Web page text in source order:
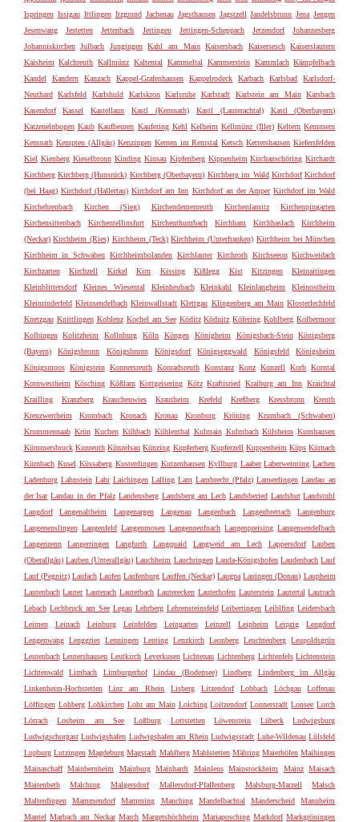
Ispringen Issigau Ittlingen Itzgrund Jachenau Jagsthausen Jagstzell Jandelsbrunn Jena Jengen
Jesenwang
Jestetten Jettenbach Jettingen Jettingen-Scheppach Jetzendorf
Johannesberg
Johanniskirchen
Julbach Jungingen Kahl am Main Kaisersbach Kaisersesch
Kaiserslautern
Kaisheim Kalchreuth Kallmünz Kaltental Kammeltal Kammerstein Kammlach Kämpfelbach
Kandel
Kandern Kanzach Kappel-Grafenhausen Kappelrodeck Karbach Karlsbad
Karlsdorf-
Neuthard
Karlsfeld Karlshuld Karlskron Karlsruhe Karlstadt Karlstein am Main
Karsbach
Kasendorf
Kassel Kastellaun Kastl (Kemnath) Kastl (Lauterachtal)
Kastl (Oberbayern)
Katzenelnbogen Kaub Kaufbeuren Kaufering Kehl Kelheim Kellmünz (Iller) Keltern Kemmern
Kemnath Kempten (Allgäu) Kenzingen Kernen im Remstal Ketsch Kettershausen Kiefersfelden
Kiel Kienberg Kieselbronn Kinding Kinsau Kipfenberg Kippenheim Kirchanschöring Kirchardt
Kirchberg Kirchberg (Hunsrück) Kirchberg (Oberbayern) Kirchberg im Wald Kirchdorf Kirchdorf
(bei Haag) Kirchdorf (Hallertau) Kirchdorf am Inn Kirchdorf an der Amper Kirchdorf im Wald
Kirchehrenbach
Kirchen (Sieg) Kirchendemenreuth Kirchenlamitz
Kirchenpingarten
Kirchensittenbach
Kirchentellinsfurt Kirchenthumbach Kirchham Kirchhaslach
Kirchheim
(Neckar) Kirchheim (Ries) Kirchheim (Teck) Kirchheim (Unterfranken) Kirchheim bei München
Kirchheim in Schwaben Kirchheimbolanden Kirchlauter Kirchroth Kirchseeon Kirchweidach
Kirchzarten
Kirchzell Kirkel Kirn Kissing Kißlegg Kist Kitzingen
Kleinaitingen
Kleinblittersdorf
Kleines Wiesental Kleinheubach Kleinkahl Kleinlangheim
Kleinostheim
Kleinrinderfeld Kleinsendelbach Kleinwallstadt Klettgau Klingenberg am Main Klosterlechfeld
Knetzgau Knittlingen Koblenz Kochel am See Köditz Ködnitz Köfering Kohlberg Kolbermoor
Kolbingen
Kolitzheim Kollnburg Köln Köngen Königheim Königsbach-Stein
Königsberg
(Bayern)
Königsbronn Königsbrunn Königsdorf Königseggwald Königsfeld
Königsheim
Königsmoos Königstein Konnersreuth Konradsreuth Konstanz Konz Konzell Korb Korntal
Kornwestheim Kösching Kößlarn Kottgeisering Kötz Kraftisried Kraiburg am Inn Kraichtal
Krailling
Kranzberg Krauchenwies Krautheim Krefeld Kreßberg Kressbronn
Kreuth
Kreuzwertheim
Krombach Kronach Kronau Kronburg Kröning
Krumbach (Schwaben)
Krummennaab Krün Kuchen Kühbach Kühlenthal Kulmain Kulmbach Külsheim Kumhausen
Kümmersbruck Kunreuth Künzelsau Künzing Kupferberg Kupferzell Kuppenheim Küps Kürnach
Kürnbach Kusel Küssaberg Kusterdingen Kutzenhausen Kyllburg Laaber Laberweinting Lachen
Ladenburg Lahnstein Lahr Laichingen Lalling Lam Lambrecht (Pfalz) Lamerdingen Landau an
der Isar Landau in der Pfalz Landensberg Landsberg am Lech Landsberied Landshut Landstuhl
Langdorf
Langenaltheim Langenargen Langenau Langenbach Langenbrettach
Langenburg
Langenenslingen Langenfeld Langenmosen Langenneufnach Langenpreising Langensendelbach
Langenzenn
Langerringen Langfurth Langquaid Langweid am Lech Lappersdorf
Lauben
(Oberallgäu) Lauben (Unterallgäu) Lauchheim Lauchringen Lauda-Königshofen Laudenbach Lauf
Lauf (Pegnitz) Laufach Laufen Laufenburg Lauffen (Neckar) Laugna Lauingen (Donau) Laupheim
Lautenbach Lauter Lauterach Lauterbach Lauterecken Lauterhofen Lauterstein Lautertal Lautrach
Lebach Lechbruck am See Legau Lehrberg Lehrensteinsfeld Leibertingen Leiblfing Leidersbach
Leimen
Leinach Leinburg Leinfelden Leingarten Leinzell Leipheim Leipzig
Lengdorf
Lengenwang Lenggries Lenningen Lenting Lenzkirch Leonberg Leuchtenberg Leupoldsgrün
Leutenbach Leutershausen Leutkirch Leverkusen Lichtenau Lichtenberg Lichtenfels Lichtenstein
Lichtenwald
Limbach Limburgerhof Lindau (Bodensee) Lindberg
Lindenberg im Allgäu
Linkenheim-Hochstetten
Linz am Rhein Lisberg Litzendorf Lobbach Löchgau
Loffenau
Löffingen Lohberg Lohkirchen Lohr am Main Loiching Loitzendorf Lonnerstadt Lonsee Lorch
Lörrach
Losheim am See Loßburg Lottstetten Löwenstein Lübeck
Ludwigsburg
Ludwigschorgast Ludwigshafen Ludwigshafen am Rhein Ludwigsstadt Luhe-Wildenau Lülsfeld
Lupburg Lutzingen Magdeburg Magstadt Mahlberg Mahlstetten Mähring Maierhöfen Maihingen
Mainaschaff Mainbernheim Mainburg Mainhardt Mainleus Mainstockheim Mainz Maisach
Maitenbeth
Malching Malgersdorf Mallersdorf-Pfaffenberg Malsburg-Marzell
Malsch
Malterdingen
Mammendorf Mamming Manching Mandelbachtal Manderscheid
Mannheim
Mantel Marbach am Neckar March Margetshöchheim Mariaposching Markdorf Markgröningen